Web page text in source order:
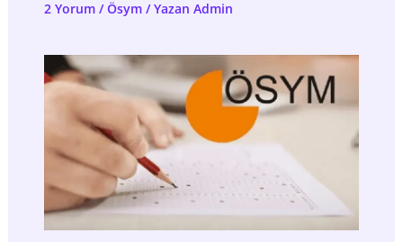
2 Yorum /Ösym/ Yazan Admin